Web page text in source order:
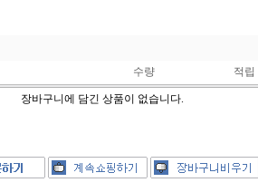
수량 적립
장바구니에 담긴 상품이 없습니다.